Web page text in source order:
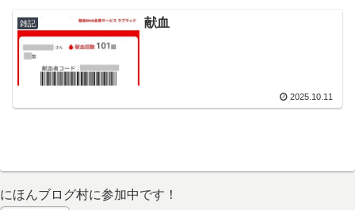
雑記 献血
2025.10.11
にほんブログ村に参加中です！